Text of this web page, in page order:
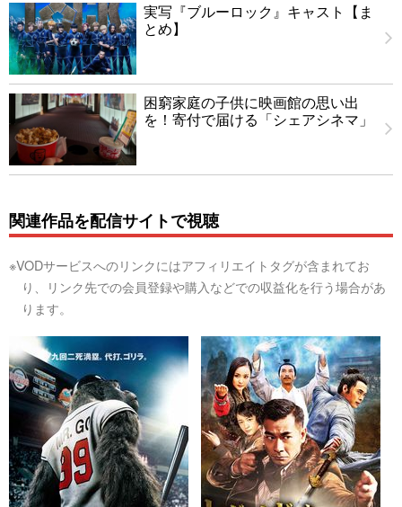
実写『ブルーロック』キャスト【ま
とめ】
困窮家庭の子供に映画館の思い出
を！寄付で届ける「シェアシネマ」
関連作品を配信サイトで視聴
※VODサービスへのリンクにはアフィリエイトタグが含まれてお
り、リンク先での会員登録や購入などでの収益化を行う場合があ
ります。